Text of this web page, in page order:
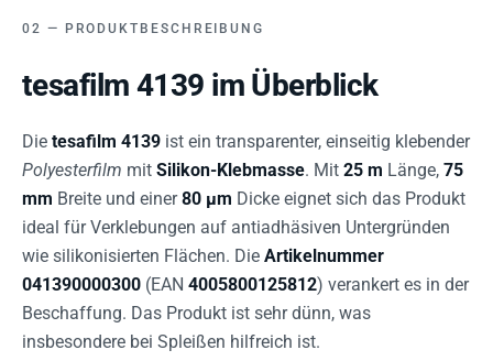
PRODUKTBESCHREIBUNG
tesafilm 4139 im Überblick
Die tesafilm 4139 ist ein transparenter, einseitig klebender
Polyesterfilm mit Silikon-Klebmasse. Mit 25 m Länge, 75
mm Breite und einer80 µm Dicke eignet sich das Produkt
ideal für Verklebungen auf antiadhäsiven Untergründen
wie silikonisierten Flächen. Die Artikelnummer
041390000300 (EAN 4005800125812) verankert es in der
Beschaffung. Das Produkt ist sehr dünn, was
insbesondere bei Spleißen hilfreich ist.